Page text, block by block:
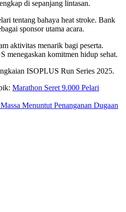
di sepanjang lintasan.
tentang bahaya heat stroke. Bank
sponsor utama acara.
aktivitas menarik bagi peserta.
menegaskan komitmen hidup sehat.
ISOPLUS Run Series 2025.
Marathon Seret 9.000 Pelari
Menuntut Penanganan Dugaan